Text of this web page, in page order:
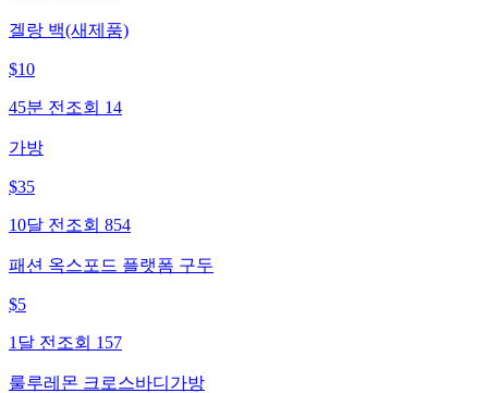
겔랑 백(새제품)
$10
45분 전 조회 14
가방
$35
10달 전 조회 854
패션 옥스포드 플랫폼 구두
$5
1달 전 조회 157
룰루레몬 크로스바디가방